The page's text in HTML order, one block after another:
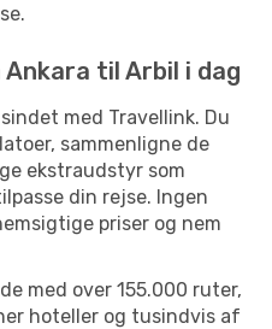
til Arbil i dag
med Travellink. Du
sammenligne de
ekstraudstyr som
din rejse. Ingen
priser og nem
med over 155.000 ruter,
hoteller og tusindvis af